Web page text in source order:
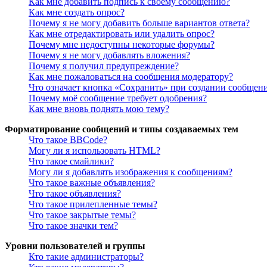
Как мне создать опрос?
Почему я не могу добавить больше вариантов ответа?
Как мне отредактировать или удалить опрос?
Почему мне недоступны некоторые форумы?
Почему я не могу добавлять вложения?
Почему я получил предупреждение?
Как мне пожаловаться на сообщения модератору?
Что означает кнопка «Сохранить» при создании
Почему моё сообщение требует одобрения?
Как мне вновь поднять мою тему?
Форматирование сообщений и типы создаваемых тем
Что такое BBCode?
Могу ли я использовать HTML?
Что такое смайлики?
Могу ли я добавлять изображения к сообщениям?
Что такое важные объявления?
Что такое объявления?
Что такое прилепленные темы?
Что такое закрытые темы?
Что такое значки тем?
Уровни пользователей и группы
Кто такие администраторы?